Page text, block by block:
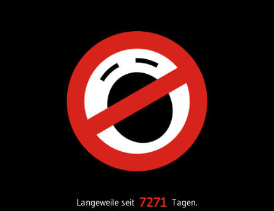
Langeweile seit 7271 Tagen.